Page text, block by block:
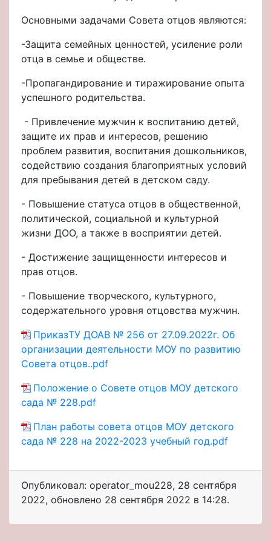
Основными задачами Совета отцов являются:
-Защита семейных ценностей, усиление роли
отца в семье и обществе.
-Пропагандирование и тиражирование опыта
успешного родительства.
- Привлечение мужчин к воспитанию детей,
защите их прав и интересов, решению
проблем развития, воспитания дошкольников,
содействию создания благоприятных условий
для пребывания детей в детском саду.
- Повышение статуса отцов в общественной,
политической, социальной и культурной
жизни ДОО, а также в восприятии детей.
- Достижение защищенности интересов и
прав отцов.
- Повышение творческого, культурного,
содержательного уровня отцовства мужчин.
ПриказТУ ДОАВ № 256 от 27.09.2022г. Об
организации деятельности МОУ по развитию
Совета отцов..pdf
Положение о Совете отцов МОУ детского
сада № 228.pdf
План работы совета отцов МОУ детского
сада № 228 на 2022-2023 учебный год.pdf
Опубликовал: operator_mou228, 28 сентября
2022, обновлено 28 сентября 2022 в 14:28.